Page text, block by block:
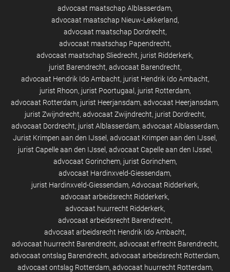
advocaat maatschap Alblasserdam
advocaat maatschap Nieuw-Lekkerland
advocaat maatschap Dordrecht
advocaat maatschap Papendrecht
advocaat maatschap Sliedrecht jurist Ridderkerk
jurist Barendrecht advocaat Barendrecht
advocaat Hendrik Ido Ambacht jurist Hendrik Ido Ambacht
jurist Rhoon jurist Poortugaal
jurist Rotterdam
advocaat Rotterdam jurist Heerjansdam advocaat Heerjansdam
jurist Zwijndrecht advocaat Zwijndrecht jurist Dordrecht
advocaat Dordrecht jurist Alblasserdam advocaat Alblasserdam
Jurist Krimpen aan den IJssel advocaat Krimpen aan den IJssel
jurist Capelle aan den IJssel advocaat Capelle aan den IJssel
advocaat Gorinchem jurist Gorinchem
advocaat Hardinxveld-Giessendam
jurist Hardinxveld-Giessendam Advocaat Ridderkerk
advocaat arbeidsrecht Ridderkerk
advocaat huurrecht Ridderkerk
advocaat arbeidsrecht Barendrecht
advocaat arbeidsrecht Hendrik Ido Ambacht
advocaat huurrecht Barendrecht advocaat erfrecht Barendrecht
advocaat ontslag Barendrecht advocaat arbeidsrecht Rotterdam
advocaat ontslag Rotterdam advocaat huurrecht Rotterdam